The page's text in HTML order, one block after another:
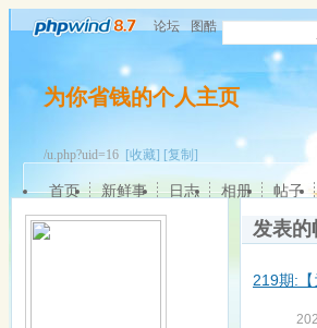
论坛 图酷
为你省钱的个人主页
/u.php?uid=16 [收藏] [复制]
首页 新鲜事 日志 相册 帖子
发表的
219期: